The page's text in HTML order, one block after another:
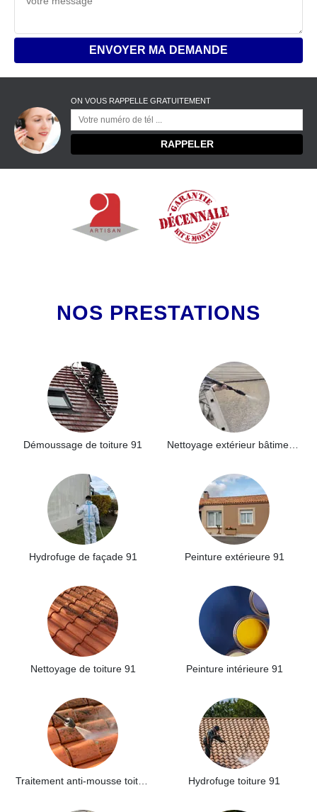
ON VOUS RAPPELLE GRATUITEMENT
NOS PRESTATIONS
Démoussage de toiture 91
Hydrofuge de façade 91 Peinture extérieure 91
Nettoyage de toiture 91 Peinture intérieure 91
Hydrofuge toiture 91